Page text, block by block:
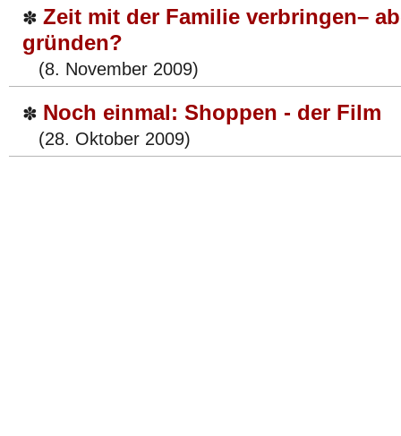
✽ Zeit mit der Familie verbringen–
gründen?
(8. November 2009)
✽ Noch einmal: Shoppen - der Film
(28. Oktober 2009)